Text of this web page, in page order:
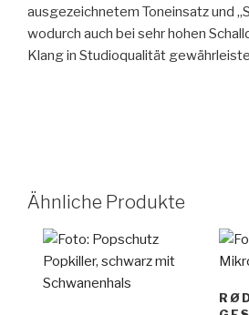
ausgezeichnetem Toneinsatz und
wodurch auch bei sehr hohen
Klang in Studioqualität
Ähnliche Produkte